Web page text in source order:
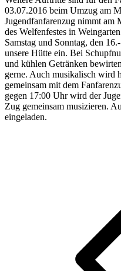
03.07.2016 beim Umzug am
Jugendfanfarenzug nimmt am
des Welfenfestes in
Samstag und Sonntag, den
unsere Hütte ein. Bei
und kühlen Getränken
gerne. Auch musikalisch wird
gemeinsam mit dem
gegen 17:00 Uhr wird der
Zug gemeinsam musizieren.
eingeladen.